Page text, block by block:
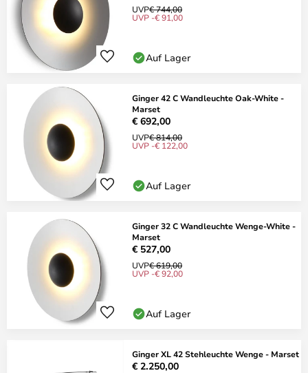
UVP€ 744,00
UVP -€ 91,00
Auf Lager
Ginger 42 C Wandleuchte Oak-White -
Marset
€ 692,00
UVP€ 814,00
UVP -€ 122,00
Auf Lager
Ginger 32 C Wandleuchte Wenge-White -
Marset
€ 527,00
UVP€ 619,00
UVP -€ 92,00
Auf Lager
Ginger XL 42 Stehleuchte Wenge - Marset
€ 2.250,00